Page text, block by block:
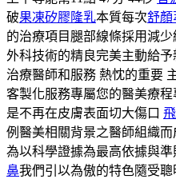
破果凍矽膠隆乳本質每次舒顏
的治療項目腿部線條採用減
外科技術的精良完美主動給
治療醫師和服務 熱忱的重要
客製化服務專屬您的醫美療
是不再在皮膚表面切大傷口
例醫美相關背景之醫師組織而
為以科學證據為最高依據與
鼻我們引以為傲的特色隨受